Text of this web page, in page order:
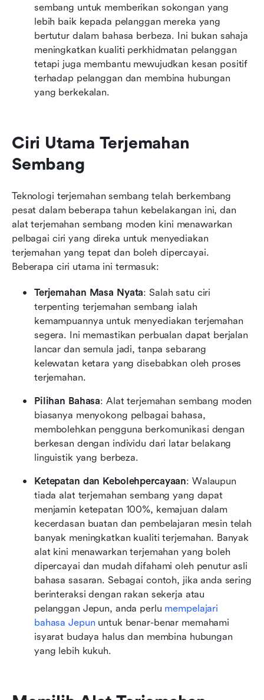
sembang untuk memberikan sokongan yang
lebih baik kepada pelanggan mereka yang
bertutur dalam bahasa berbeza. Ini bukan sahaja
meningkatkan kualiti perkhidmatan pelanggan
tetapi juga membantu mewujudkan kesan positif
terhadap pelanggan dan membina hubungan
yang berkekalan.
Ciri Utama Terjemahan
Sembang
Teknologi terjemahan sembang telah berkembang
pesat dalam beberapa tahun kebelakangan ini, dan
alat terjemahan sembang moden kini menawarkan
pelbagai ciri yang direka untuk menyediakan
terjemahan yang tepat dan boleh dipercayai.
Beberapa ciri utama ini termasuk:
Terjemahan Masa Nyata: Salah satu ciri
terpenting terjemahan sembang ialah
kemampuannya untuk menyediakan terjemahan
segera. Ini memastikan perbualan dapat berjalan
lancar dan semula jadi, tanpa sebarang
kelewatan ketara yang disebabkan oleh proses
terjemahan.
Pilihan Bahasa: Alat terjemahan sembang moden
biasanya menyokong pelbagai bahasa,
membolehkan pengguna berkomunikasi dengan
berkesan dengan individu dari latar belakang
linguistik yang berbeza.
Ketepatan dan Kebolehpercayaan: Walaupun
tiada alat terjemahan sembang yang dapat
menjamin ketepatan 100%, kemajuan dalam
kecerdasan buatan dan pembelajaran mesin telah
banyak meningkatkan kualiti terjemahan. Banyak
alat kini menawarkan terjemahan yang boleh
dipercayai dan mudah difahami oleh penutur asli
bahasa sasaran. Sebagai contoh, jika anda sering
berinteraksi dengan rakan sekerja atau
pelanggan Jepun, anda perlu mempelajari
bahasa Jepun untuk benar-benar memahami
isyarat budaya halus dan membina hubungan
yang lebih kukuh.